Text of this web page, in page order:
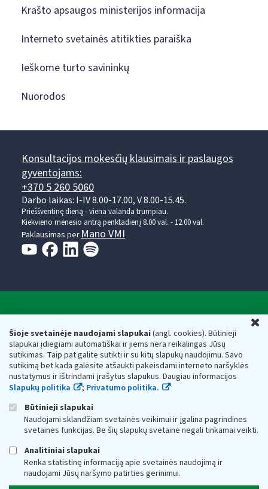
Šioje svetainėje naudojami slapukai(angl. cookies). Būtinieji
slapukai įdiegiami automatiškai ir jiems nėra reikalingas Jūsų
sutikimas. Taip pat galite sutikti ir su kitų slapukų naudojimu. Savo
sutikimą bet kada galėsite atšaukti pakeisdami interneto naršyklės
nustatymus ir ištrindami įrašytus slapukus. Daugiau informacijos
Slapukų politika
; Privatumo politika.
Būtinieji slapukai
Naudojami sklandžiam svetainės veikimui ir įgalina pagrindines
svetainės funkcijas. Be šių slapukų svetainė negali tinkamai veikti.
Analitiniai slapukai
Renka statistinę informaciją apie svetainės naudojimą ir
naudojami Jūsų naršymo patirties gerinimui.
Krašto apsaugos ministerijos informacija
Interneto svetainės atitikties paraiška
Ieškome turto savininkų
Nuorodos
Konsultacijos mokesčių klausimais ir paslaugos
gyventojams:
+370 5 260 5060
Darbo laikas: I-IV 8.00-17.00, V 8.00-15.45.
Prieššventinę dieną - viena valanda trumpiau.
Kiekvieno mėnesio antrą penktadienį 8.00 val. - 12.00 val.
Paklausimas per Mano VMI
Respublikos finansų ministerijos
Biudžetinė įstaiga. Juridinio asmens kodas — 188659752,
adresas: Vasario 16-osios g. 14, 01107 Vilnius, Lietuva, el.paštas:
vmi@vmi.lt, E. pristatymo dėžutės adresas 188659752
Duomenys apie Valstybinę mokesčių inspekciją prie Lietuvos
Respublikos finansų ministerijos kaupiami ir saugomi Juridinių